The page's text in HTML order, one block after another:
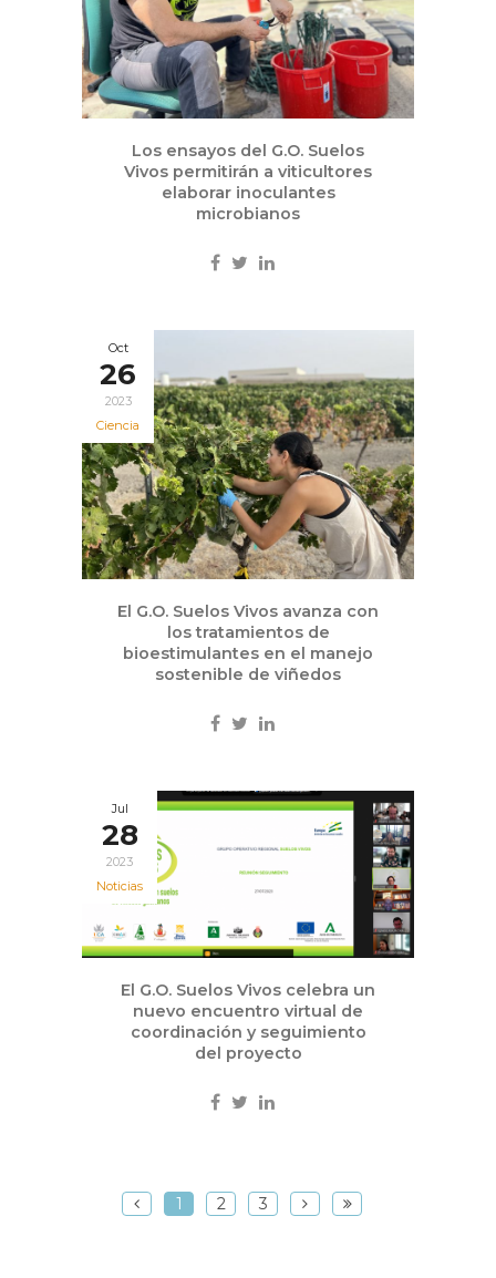
Los ensayos del G.O. Suelos
Vivos permitirán a viticultores
elaborar inoculantes
microbianos
Oct
26
2023
Ciencia
El G.O. Suelos Vivos avanza con
los tratamientos de
bioestimulantes en el manejo
sostenible de viñedos
Jul
28
2023
Noticias
El G.O. Suelos Vivos celebra un
nuevo encuentro virtual de
coordinación y seguimiento
del proyecto
1 2 3